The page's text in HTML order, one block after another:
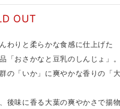
OUT
わりと柔らかな食感に仕上げた
「おさかなと豆乳のしんじょ」。
の「いか」に爽やかな香りの「
後味に香る大葉の爽やかさで揚